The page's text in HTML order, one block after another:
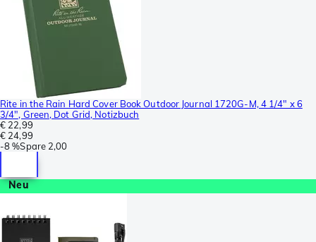
Rite in the Rain Hard Cover Book Outdoor Journal 1720G-M, 4 1/4" x 6
3/4", Green, Dot Grid, Notizbuch
€ 22,99
€ 24,99
-8 %Spare 2,00
Neu